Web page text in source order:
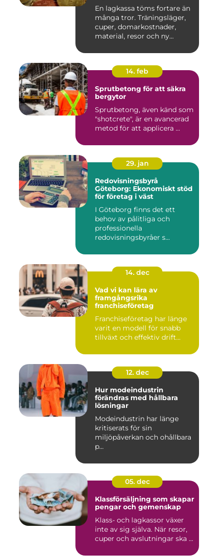
En lagkassa töms fortare än
många tror. Träningsläger,
cuper, domarkostnader,
material, resor och ny...
14. feb
Sprutbetong för att säkra
bergytor
Sprutbetong, även känd som
"shotcrete", är en avancerad
metod för att applicera ...
29. jan
Redovisningsbyrå
Göteborg: Ekonomiskt stöd
för företag i väst
I Göteborg finns det ett
behov av pålitliga och
professionella
redovisningsbyråer s...
14. dec
Vad vi kan lära av
framgångsrika
franchiseföretag
Franchiseföretag har länge
varit en modell för snabb
tillväxt och effektiv drift...
12. dec
Hur modeindustrin
förändras med hållbara
lösningar
Modeindustrin har länge
kritiserats för sin
miljöpåverkan och ohållbara
p...
05. dec
Klassförsäljning som skapar
pengar och gemenskap
Klass- och lagkassor växer
inte av sig själva. När resor,
cuper och avslutningar ska ...